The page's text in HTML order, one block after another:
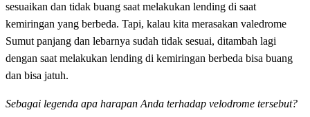
sesuaikan dan tidak buang saat melakukan lending di saat
kemiringan yang berbeda. Tapi, kalau kita merasakan valedrome
Sumut panjang dan lebarnya sudah tidak sesuai, ditambah lagi
dengan saat melakukan lending di kemiringan berbeda bisa buang
dan bisa jatuh.
Sebagai legenda apa harapan Anda terhadap velodrome tersebut?